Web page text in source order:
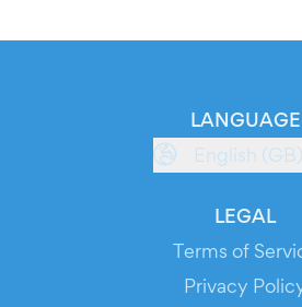
LANGUAGE
English (GB)
LEGAL
Terms of
Privacy